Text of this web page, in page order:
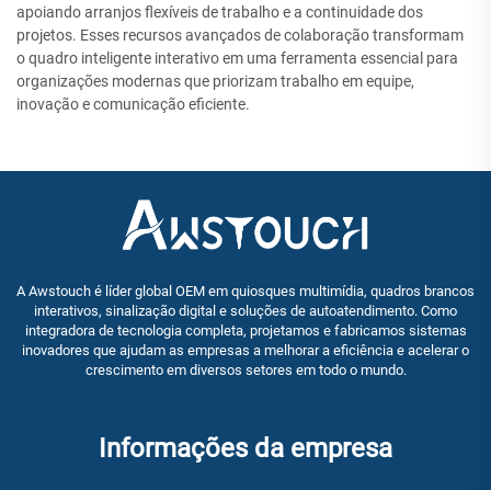
apoiando arranjos flexíveis de trabalho e a continuidade dos
projetos. Esses recursos avançados de colaboração transformam
o quadro inteligente interativo em uma ferramenta essencial para
organizações modernas que priorizam trabalho em equipe,
inovação e comunicação eficiente.
A Awstouch é líder global OEM em quiosques multimídia, quadros brancos
interativos, sinalização digital e soluções de autoatendimento. Como
integradora de tecnologia completa, projetamos e fabricamos sistemas
inovadores que ajudam as empresas a melhorar a eficiência e acelerar o
crescimento em diversos setores em todo o mundo.
Informações da empresa